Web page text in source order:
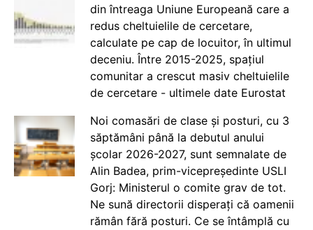
din întreaga Uniune Europeană care a
redus cheltuielile de cercetare,
calculate pe cap de locuitor, în ultimul
deceniu. Între 2015-2025, spațiul
comunitar a crescut masiv cheltuielile
de cercetare - ultimele date Eurostat
Noi comasări de clase și posturi, cu 3
săptămâni până la debutul anului
școlar 2026-2027, sunt semnalate de
Alin Badea, prim-vicepreședinte USLI
Gorj: Ministerul o comite grav de tot.
Ne sună directorii disperați că oamenii
rămân fără posturi. Ce se întâmplă cu